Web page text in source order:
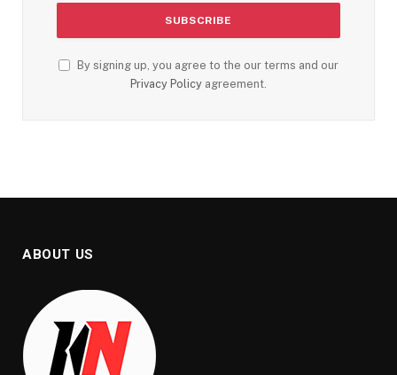
By signing up, you agree to the our terms and our
Privacy Policy agreement.
ABOUT US